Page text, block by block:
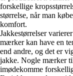
forskellige
størrelse, når man
komfort.
Jakkestørrelser
mærker kan have en
end andre, og det er
jakke. Nogle mærker
imødekomme